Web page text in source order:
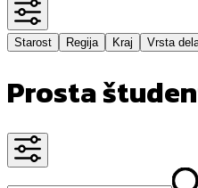
Starost Regija Kraj Vrsta
Prosta